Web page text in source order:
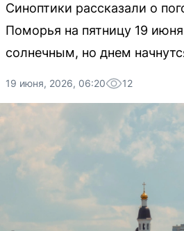
Синоптики рассказали о
Поморья на пятницу 19
солнечным, но днем
19 июня, 2026, 06:20 12